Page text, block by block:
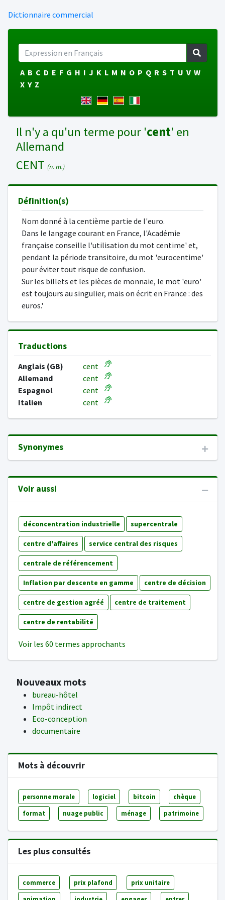
Dictionnaire commercial
A B C D E F G H I J K L M N O P Q R S T U V W
X Y Z
Il n'y a qu'un terme pour 'cent' en
Allemand
CENT (n. m.)
Définition(s)
Nom donné à la centième partie de l'euro.
Dans le langage courant en France, l'Académie
française conseille l'utilisation du mot centime' et,
pendant la période transitoire, du mot 'eurocentime'
pour éviter tout risque de confusion.
Sur les billets et les pièces de monnaie, le mot 'euro'
est toujours au singulier, mais on écrit en France : des
euros.'
Traductions
Anglais (GB)
cent
Allemand
cent
Espagnol
cent
Italien
cent
Synonymes
Voir aussi
déconcentration industrielle supercentrale
centre d'affaires service central des risques
centrale de référencement
Inflation par descente en gamme centre de décision
centre de gestion agréé centre de traitement
centre de rentabilité
Voir les 60 termes approchants
Nouveaux mots
bureau-hôtel
Impôt indirect
Eco-conception
documentaire
Mots à découvrir
personne morale logiciel bitcoin chèque
format nuage public ménage patrimoine
Les plus consultés
commerce prix plafond prix unitaire